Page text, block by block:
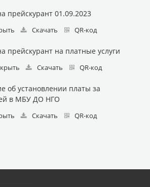
прейскурант 01.09.2023
Скачать QR-код
прейскурант на платные услуги
Скачать QR-код
об установлении платы за
в МБУ ДО НГО
Скачать QR-код